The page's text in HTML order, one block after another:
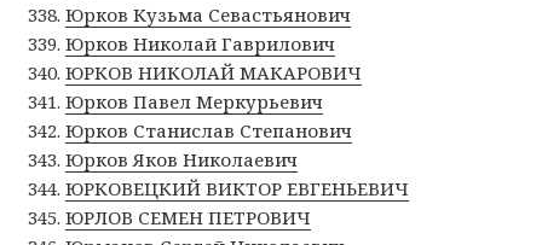
Юрков Кузьма Севастьянович
Юрков Николай Гаврилович
ЮРКОВ НИКОЛАЙ МАКАРОВИЧ
Юрков Павел Меркурьевич
Юрков Станислав Степанович
Юрков Яков Николаевич
ЮРКОВЕЦКИЙ ВИКТОР ЕВГЕНЬЕВИЧ
ЮРЛОВ СЕМЕН ПЕТРОВИЧ